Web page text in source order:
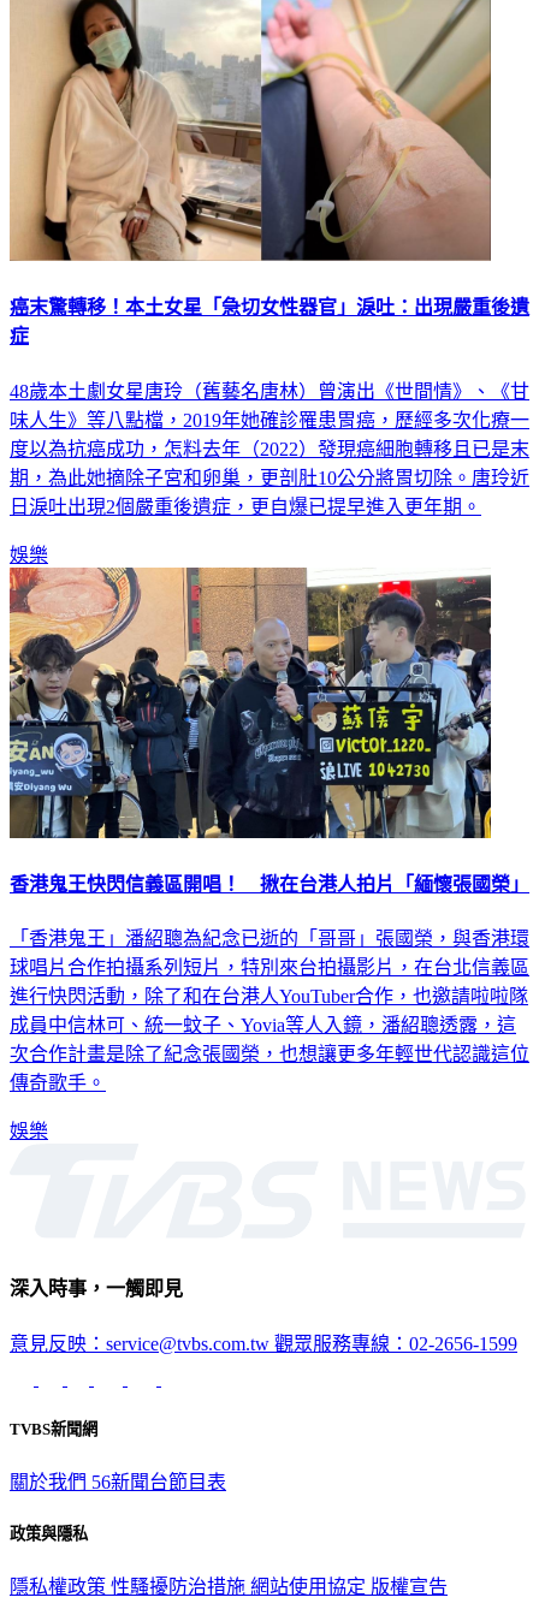
癌末驚轉移！本土女星「急切女性器官」淚吐：出現嚴重後遺
症
48歲本土劇女星唐玲（舊藝名唐林）曾演出《世間情》、《甘
味人生》等八點檔，2019年她確診罹患胃癌，歷經多次化療一
度以為抗癌成功，怎料去年（2022）發現癌細胞轉移且已是末
期，為此她摘除子宮和卵巢，更剖肚10公分將胃切除。唐玲近
日淚吐出現2個嚴重後遺症，更自爆已提早進入更年期。
娛樂
香港鬼王快閃信義區開唱！ 揪在台港人拍片「緬懷張國榮」
「香港鬼王」潘紹聰為紀念已逝的「哥哥」張國榮，與香港環
球唱片合作拍攝系列短片，特別來台拍攝影片，在台北信義區
進行快閃活動，除了和在台港人YouTuber合作，也邀請啦啦隊
成員中信林可、統一蚊子、Yovia等人入鏡，潘紹聰透露，這
次合作計畫是除了紀念張國榮，也想讓更多年輕世代認識這位
傳奇歌手。
娛樂
深入時事，一觸即見
意見反映：service@tvbs.com.tw 觀眾服務專線：02-2656-1599
TVBS新聞網
關於我們 56新聞台節目表
政策與隱私
隱私權政策 性騷擾防治措施 網站使用協定 版權宣告